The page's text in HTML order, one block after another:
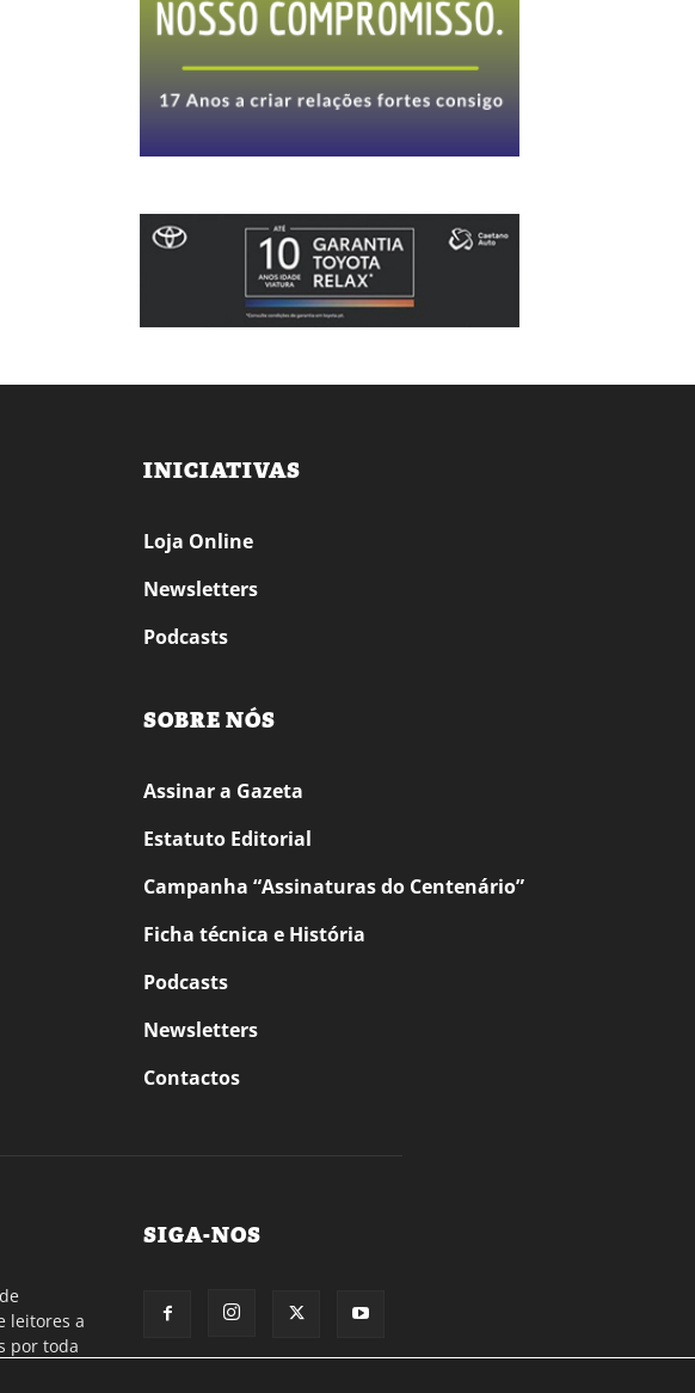
INICIATIVAS
Loja Online
Newsletters
Podcasts
SOBRE NÓS
Assinar a Gazeta
Estatuto Editorial
Campanha “Assinaturas do Centenário”
Ficha técnica e História
Podcasts
Newsletters
Contactos
leitores a
por toda
SIGA-NOS